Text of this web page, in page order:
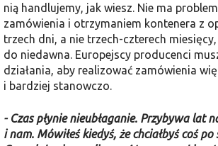
nią handlujemy, jak wiesz. Nie ma
zamówienia i otrzymaniem kontenera z
trzech dni, a nie trzech-czterech
do niedawna. Europejscy producenci
działania, aby realizować zamówienia
i bardziej stanowczo.
- Czas płynie nieubłaganie. Przybywa lat
i nam. Mówiłeś kiedyś, że chciałbyś coś